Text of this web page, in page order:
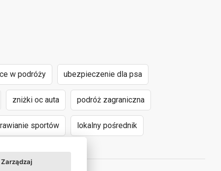
w podróży ubezpieczenie dla psa
zniżki oc auta podróż zagraniczna
sportów lokalny pośrednik
Zarządzaj